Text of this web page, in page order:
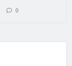
0